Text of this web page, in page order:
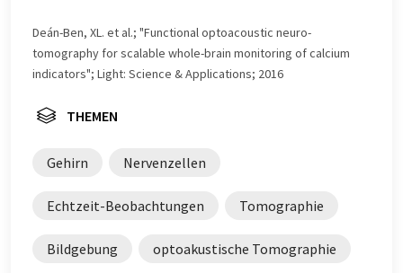
Deán-Ben, XL. et al.; "Functional optoacoustic neuro-
tomography for scalable whole-brain monitoring of calcium
indicators"; Light: Science & Applications; 2016
THEMEN
Gehirn Nervenzellen
Echtzeit-Beobachtungen Tomographie
Bildgebung optoakustische Tomographie